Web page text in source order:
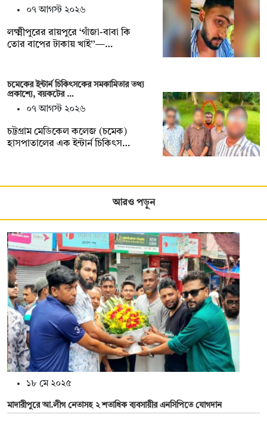
০৭ আগস্ট ২০২৬
লক্ষ্মীপুরের রায়পুরে ‘গাঁজা-বাবা কি
তোর বাপের টাকায় খাই’’—…
চমেকের ইন্টার্ন চিকিৎসকের সমকামিতার তথ্য
প্রকাশ্যে, বয়কটের …
০৭ আগস্ট ২০২৬
চট্টগ্রাম মেডিকেল কলেজ (চমেক)
হাসপাতালের এক ইন্টার্ন চিকিৎস…
আরও পড়ুন
১৮ মে ২০২৫
মাদারীপুরে আ.লীগ নেতাসহ ২ শতাধিক ব্যবসায়ীর এনসিপিতে যোগদান